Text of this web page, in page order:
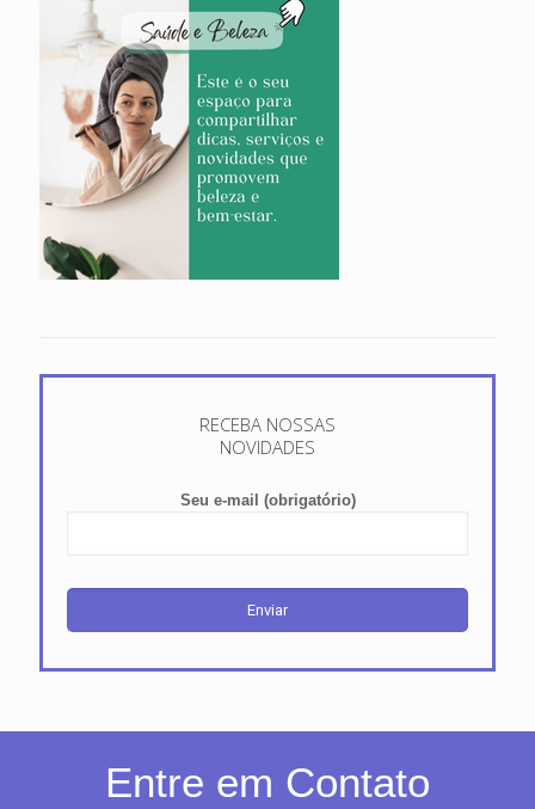
RECEBA NOSSAS
NOVIDADES
Seu e-mail (obrigatório)
Entre em Contato